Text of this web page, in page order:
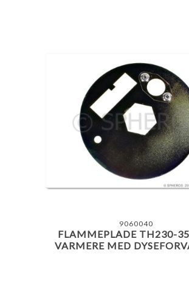
9060040
FLAMMEPLADE TH230-
VARMERE MED